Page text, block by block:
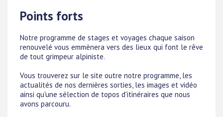
Points forts
Notre programme de stages et voyages chaque saison
renouvelé vous emmènera vers des lieux qui font le rêve
de tout grimpeur alpiniste.
Vous trouverez sur le site outre notre programme, les
actualités de nos dernières sorties, les images et vidéo
ainsi qu'une sélection de topos d'itinéraires que nous
avons parcouru.